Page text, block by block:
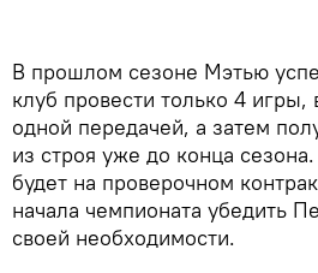
В прошлом сезоне Мэтью
клуб провести только 4 игры,
одной передачей, а затем
из строя уже до конца
будет на проверочном
начала чемпионата убедить
своей необходимости.